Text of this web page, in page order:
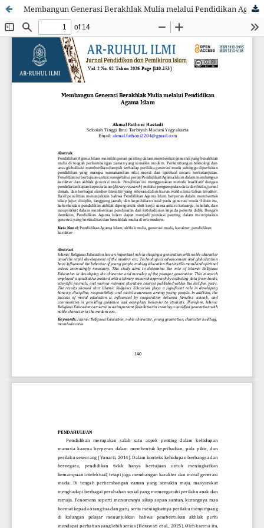
Membangun Generasi Berakhlak Mulia melalui Pendidikan Agama Islam